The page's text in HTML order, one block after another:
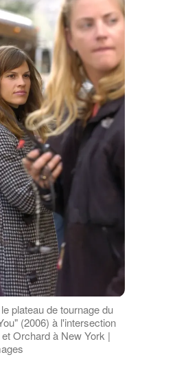
plateau de tournage du
(2006) à l'intersection
Orchard à New York |